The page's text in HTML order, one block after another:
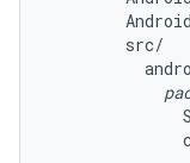
        src/